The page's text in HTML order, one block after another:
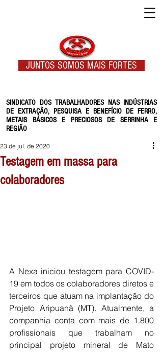
SINDICATO DOS TRABALHADORES NAS INDÚSTRIAS
DE EXTRAÇÃO, PESQUISA E BENEFÍCIO DE FERRO,
METAIS BÁSICOS E PRECIOSOS DE SERRINHA E
REGIÃO
JUNTOS SOMOS MAIS FORTES
Testagem em massa para
colaboradores
23 de jul. de 2020
A Nexa iniciou testagem para COVID-
19 em todos os colaboradores diretos e
terceiros que atuam na implantação do
Projeto Aripuanã (MT). Atualmente, a
companhia conta com mais de 1.800
profissionais que trabalham no
principal projeto mineral de Mato